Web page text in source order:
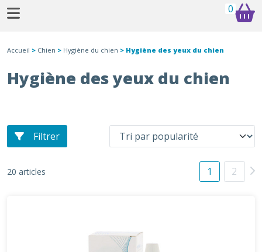
0
Accueil > Chien > Hygiène du chien > Hygiène des yeux du chien
Hygiène des yeux du chien
Filtrer
20 articles 1 2